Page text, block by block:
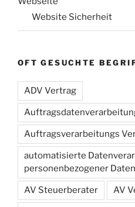
Website Sicherheit
OFT GESUCHTE
ADV Vertrag
Auftragsverarbeitungs
automatisierte
personenbezogener Daten
AV Steuerberater AV